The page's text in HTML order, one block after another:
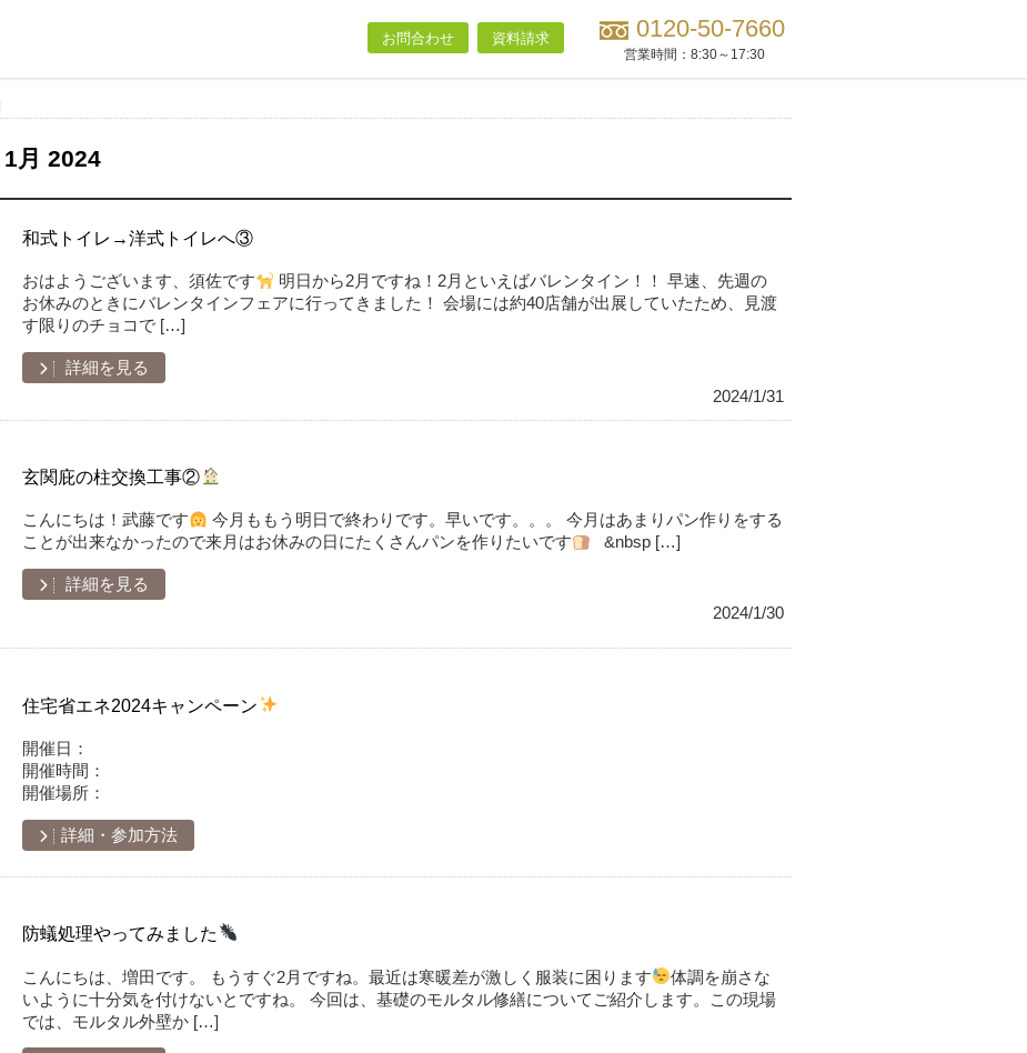
お問合わせ 資料請求 0120-50-7660
営業時間： 8:30～17:30
1月 2024
和式トイレ→洋式トイレへ③
おはようございます、須佐です
明日から2月ですね！2月といえばバレンタイン！！ 早速、先週の
お休みのときにバレンタインフェアに行ってきました！ 会場には約40店舗が出展していたため、見渡
す限りのチョコで […]
詳細を見る
2024/1/31
玄関庇の柱交換工事②
こんにちは！武藤です
今月ももう明日で終わりです。早いです。。。 今月はあまりパン作りをする
ことが出来なかったので来月はお休みの日にたくさんパンを作りたいです
&nbsp […]
詳細を見る
2024/1/30
住宅省エネ2024キャンペーン
開催日：
開催時間：
開催場所：
詳細・参加方法
防蟻処理やってみました
こんにちは、増田です。 もうすぐ2月ですね。最近は寒暖差が激しく服装に困ります
体調を崩さな
いように十分気を付けないとですね。 今回は、基礎のモルタル修繕についてご紹介します。この現場
では、モルタル外壁か […]